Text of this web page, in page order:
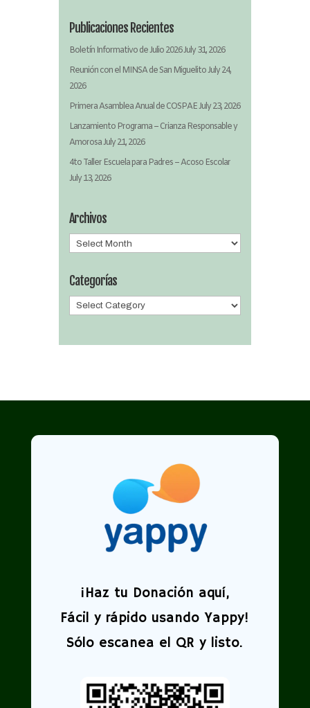
Publicaciones Recientes
Boletín Informativo de Julio 2026July 31, 2026
Reunión con el MINSA de San MiguelitoJuly 24,
2026
Primera Asamblea Anual de COSPAEJuly 23, 2026
Lanzamiento Programa – Crianza Responsable y
AmorosaJuly 21, 2026
4to Taller Escuela para Padres – Acoso Escolar
July 13, 2026
Archivos
Archivos
Categorías
Categorías
¡Haz tu Donación aquí,
Fácil y rápido usando Yappy!
Sólo escanea el QR y listo.